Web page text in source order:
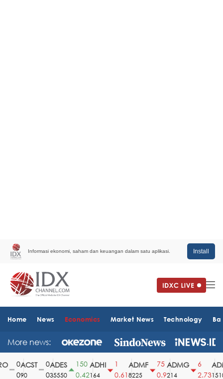
Informasi ekonomi, saham dan keuangan dalam satu aplikasi. Install
Home News Economics Market News Technology
More news:
ACST
90
ADES
35550
150
0.42
ADHI
164
0.61
ADMF
8225
75
0.9
ADMG
214
2.731510